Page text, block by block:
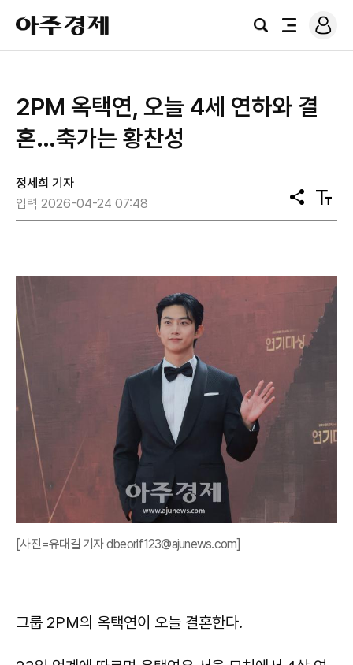
아
주
경
검
전
로
그
2PM 옥택연, 오늘 4세 연하와 결
혼…축가는 황찬성
정세희 기자
입력 2026-04-24 07:48
공
유
텍
스
[사진=유대길 기자 dbeorlf123@ajunews.com]
그룹 2PM의 옥택연이 오늘 결혼한다.